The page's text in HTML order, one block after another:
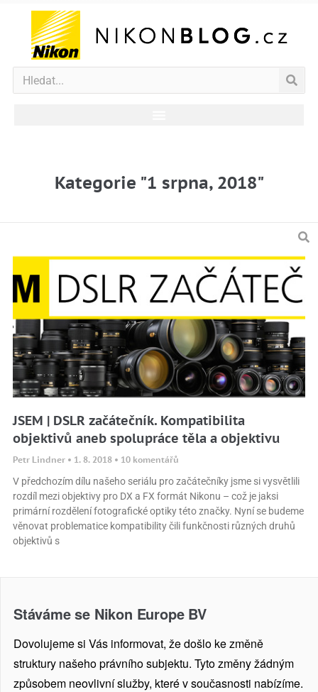
Kategorie "1 srpna, 2018"
JSEM | DSLR začátečník. Kompatibilita
objektivů aneb spolupráce těla a objektivu
Petr Lindner 1. 8. 2018 10 komentářů
V předchozím dílu našeho seriálu pro začátečníky jsme si vysvětlili
rozdíl mezi objektivy pro DX a FX formát Nikonu – což je jaksi
primární rozdělení fotografické optiky této značky. Nyní se budeme
věnovat problematice kompatibility čili funkčnosti různých druhů
objektivů s
Stáváme se Nikon Europe BV
Dovolujeme si Vás informovat, že došlo ke změně
struktury našeho právního subjektu. Tyto změny žádným
způsobem neovlivní služby, které v současnosti nabízíme.